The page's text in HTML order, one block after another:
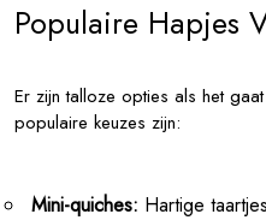
Populaire Hapjes
Er zijn talloze opties als het
populaire keuzes zijn:
Mini-quiches: Hartige